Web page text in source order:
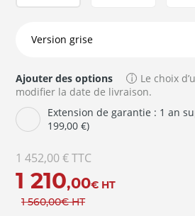
Ajouter des options
Le choix
modifier la date de livraison.
Extension de garantie : 1 an
199,00 €)
1 452,00 €TTC
1 210,00€ HT
1 560,00€ HT